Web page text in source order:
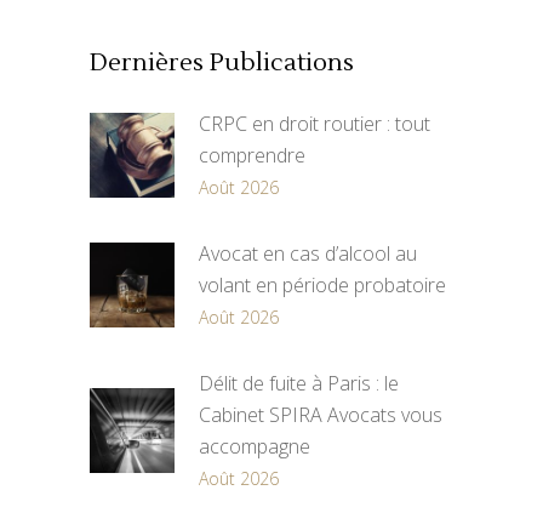
Dernières Publications
CRPC en droit routier : tout
comprendre
Août 2026
Avocat en cas d’alcool au
volant en période probatoire
Août 2026
Délit de fuite à Paris : le
Cabinet SPIRA Avocats vous
accompagne
Août 2026